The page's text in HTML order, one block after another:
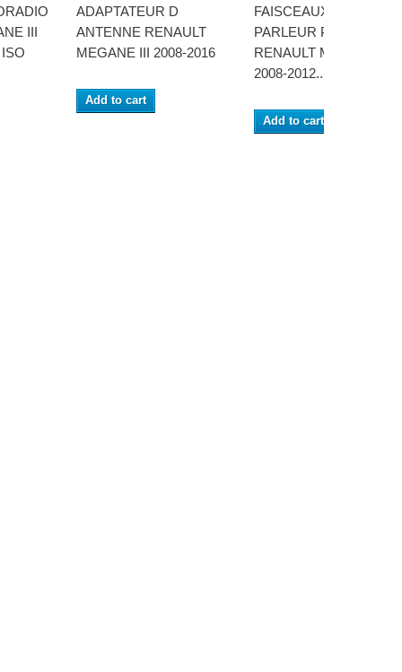
III
ADAPTATEUR D
ANTENNE RENAULT
MEGANE III 2008-2016
Add to cart
FAISCEAUX HAUT-
PARLEUR PORTES
RENAULT MEGANE
2008-2012...
Add to cart